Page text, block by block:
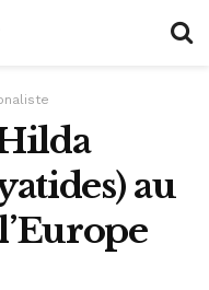
au